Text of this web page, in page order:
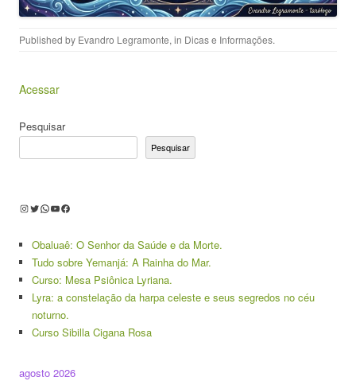
Published by Evandro Legramonte, in Dicas e Informações.
Acessar
Pesquisar
Pesquisar
Instagram
Twitter
WhatsApp
Youtube
Facebook
Obaluaê: O Senhor da Saúde e da Morte.
Tudo sobre Yemanjá: A Rainha do Mar.
Curso: Mesa Psiônica Lyriana.
Lyra: a constelação da harpa celeste e seus segredos no céu
noturno.
Curso Sibilla Cigana Rosa
agosto 2026